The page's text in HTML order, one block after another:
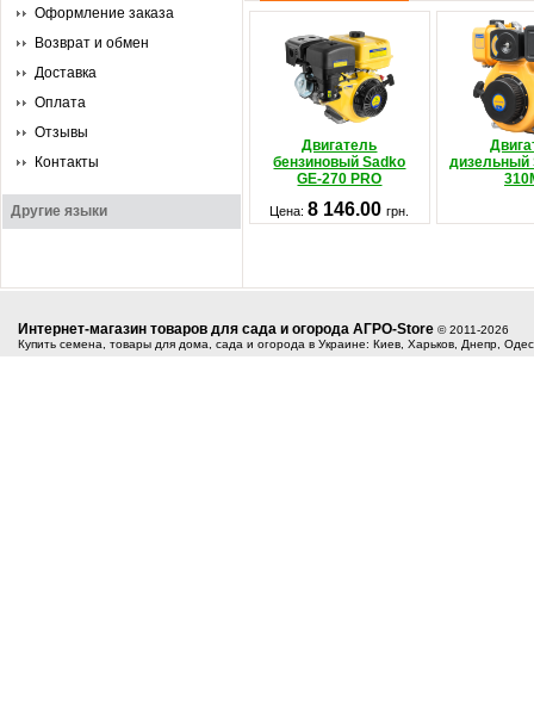
Оформление заказа
Возврат и обмен
Доставка
Оплата
Отзывы
Контакты
Другие языки
Двигатель
бензиновый Sadko
GE-270 PRO
дизельный
Цена:8 146.00грн.
Интернет-магазин товаров для сада и огорода АГРО-Store © 2011-2026
Купить семена, товары для дома, сада и огорода в Украине: Киев, Харьков, Днепр,